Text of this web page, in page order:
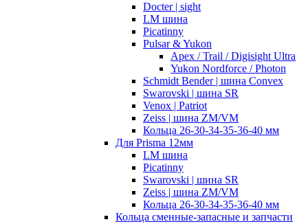
Docter | sight
LM шина
Picatinny
Pulsar & Yukon
Apex / Trail / Digisight Ultra
Yukon Nordforce / Photon
Schmidt Bender | шина Convex
Swarovski | шина SR
Venox | Patriot
Zeiss | шина ZM/VM
Кольца 26-30-34-35-36-40 мм
Для Prisma 12мм
LM шина
Picatinny
Swarovski | шина SR
Zeiss | шина ZM/VM
Кольца 26-30-34-35-36-40 мм
Кольца сменные-запасные и запчасти